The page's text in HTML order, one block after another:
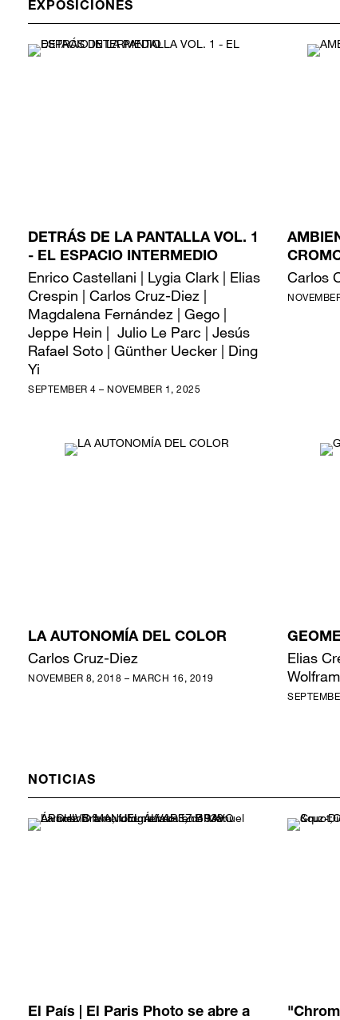
EXPOSICIONES
DETRÁS DE LA PANTALLA VOL. 1
- EL ESPACIO INTERMEDIO
Enrico Castellani | Lygia Clark | Elias
Crespin | Carlos Cruz-Diez |
Magdalena Fernández | Gego |
Jeppe Hein | Julio Le Parc | Jesús
Rafael Soto | Günther Uecker | Ding
Yi
SEPTEMBER 4 – NOVEMBER 1, 2025
Carlos
LA AUTONOMÍA DEL COLOR
Carlos Cruz-Diez
NOVEMBER 8, 2018 – MARCH 16, 2019
Elias
NOTICIAS
El País | El Paris Photo se abre a